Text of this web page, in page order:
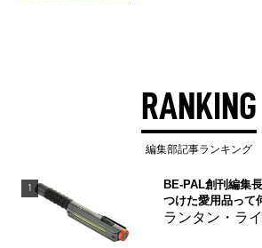
RANKING
編集部記事ランキング
1
BE-PAL創刊編集
つけた愛用品って
ランタン・ラ